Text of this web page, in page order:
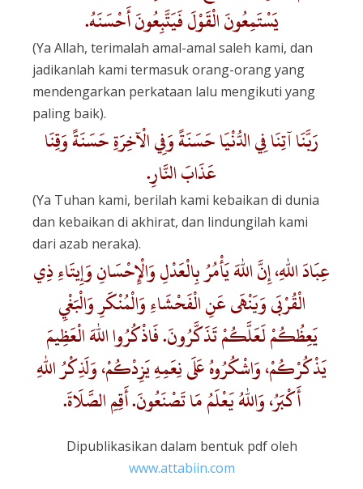
يَسْتَمِعُونَ الْقَوْلَ فَيَتَّبِعُونَ أَحْسَنَهُ.
(Ya Allah, terimalah amal-amal saleh kami, dan
jadikanlah kami termasuk orang-orang yang
mendengarkan perkataan lalu mengikuti yang
paling baik).
رَبَّنَا آتِنَا فِي الدُّنْيَا حَسَنَةً وَفِي الْآخِرَةِ حَسَنَةً وَقِنَا
عَذَابَ النَّارِ.
(Ya Tuhan kami, berilah kami kebaikan di dunia
dan kebaikan di akhirat, dan lindungilah kami
dari azab neraka).
عِبَادَ اللهِ، إِنَّ اللهَ يَأْمُرُ بِالْعَدْلِ وَالْإِحْسَانِ وَإِيتَاءِ ذِي
الْقُرْبَى وَيَنْهَى عَنِ الْفَحْشَاءِ وَالْمُنْكَرِ وَالْبَغْيِ
يَعِظُكُمْ لَعَلَّكُمْ تَذَكَّرُونَ. فَاذْكُرُوا اللهَ الْعَظِيمَ
يَذْكُرْكُمْ، وَاشْكُرُوهُ عَلَى نِعَمِهِ يَزِدْكُمْ، وَلَذِكْرُ اللهِ
أَكْبَرُ، وَاللهُ يَعْلَمُ مَا تَصْنَعُونَ. أَقِمِ الصَّلَاةَ.
Dipublikasikan dalam bentuk pdf oleh
www.attabiin.com